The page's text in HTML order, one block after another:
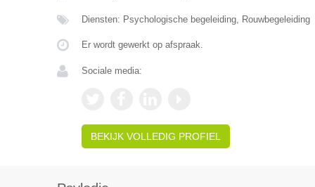
Diensten: Psychologische begeleiding, Rouwbegeleiding
Er wordt gewerkt op afspraak.
Sociale media:
BEKIJK VOLLEDIG PROFIEL